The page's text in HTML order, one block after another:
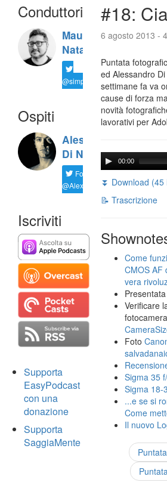
Conduttori
Maurizio
Natali
@simplemal
Ospiti
Alessandro
Di Noia
Follow
@AlexD75
Iscriviti
Supporta
EasyPodcast
con una
donazione
Supporta
SaggiaMente
#18:
6 agosto 2013 -
Puntata
ed Alessandro
settimane fa va
cause di forza
novità
lavorativi per
00:00
⏬ Download (45
📝 Trascrizione
Come
CMOS AF
vera
Verificare
Foto
Sigma 35
Sigma 18-
...e se si
Come
Il nuovo